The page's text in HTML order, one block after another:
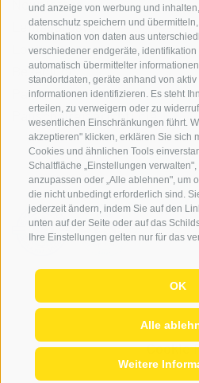
und anzeige von werbung und
datenschutz speichern und
kombination von daten aus
verschiedener endgeräte,
automatisch übermittelter
standortdaten, geräte anhand von
informationen identifizieren. Es steht
erteilen, zu verweigern oder zu
wesentlichen Einschränkungen führt.
akzeptieren" klicken, erklären Sie sich
Cookies und ähnlichen Tools
Schaltfläche „Einstellungen verwalten",
anzupassen oder „Alle ablehnen", um
die nicht unbedingt erforderlich sind.
jederzeit ändern, indem Sie auf den
unten auf der Seite oder auf das
Ihre Einstellungen gelten nur für das
OK
Alle
Weitere
Newsletter
Leihausrüstung
Login
Bezahlung
Partner
Pauschalreiserichtlinie
© 2026 Globo Activ GmBH |
Impressum |
Privacy | Cookie